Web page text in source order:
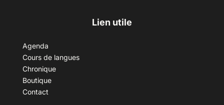
Lien utile
Agenda
Cours de langues
Chronique
Boutique
Contact